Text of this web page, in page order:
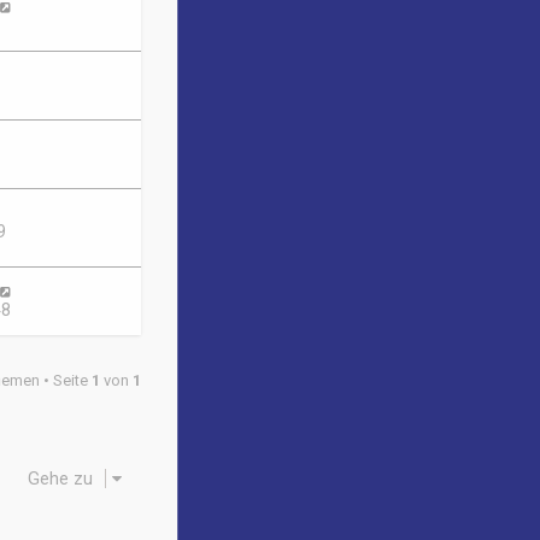
• Seite 1 von 1
Gehe zu